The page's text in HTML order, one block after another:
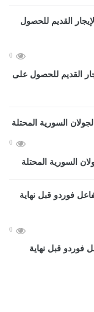
0
القديم للحصول على
0
السورية المحتلة
0
فوردو قبل نهاية